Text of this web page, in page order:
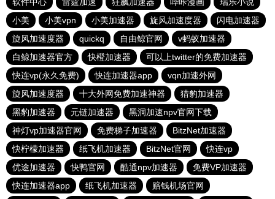
软件中心
雷霆加速 狂飙加速器 哔咔漫画
瑞乐小说
小美
小美vpn 小美加速器 旋风加速度器
闪电加速器
旋风加速度器
quickq 自由鲸官网
v蚂蚁加速器
白鲸加速器官方
快橙加速器
可以上twitter的免费加速器
快连vp(永久免费)
快连加速器app
vqn加速外网
旋风加速度器
十大外网免费加速神器
猎豹加速器
黑豹加速器
元链加速器
黑洞加速npv官网下载
神灯vp加速器官网
免费梯子加速器
BitzNet加速器
快柠檬加速器
纸飞机加速器 BitzNet官网
快连vp
优途加速器
快鸭官网 酷通npv加速器
免费VP加速器
快连加速器app
纸飞机加速器 赔钱机场官网